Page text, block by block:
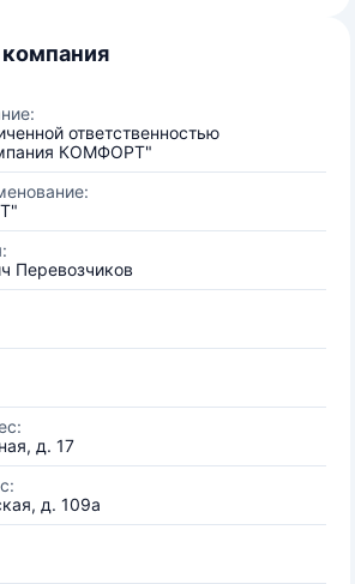
ответственностью
КОМФОРТ"
Перевозчиков
д. 17
д. 109а